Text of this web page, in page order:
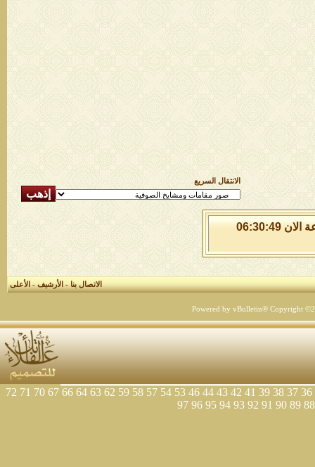
الانتقال السريع
السبت 8 من اغسطس 2026 , الساعة الان 06:30:49
الاتصال بنا-الأرشيف-الأعلى
Powered by vBulletin® Copyright
36
37
38
39
41
42
43
44
46
53
54
57
58
59
62
63
64
66
67
70
71
72
88
89
90
91
92
93
94
95
96
97